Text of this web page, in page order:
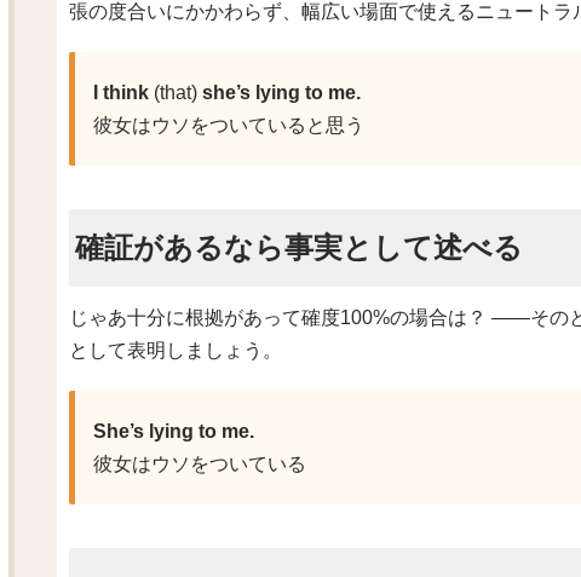
張の度合いにかかわらず、幅広い場面で使えるニュートラ
I think (that) she’s lying to me.
彼女はウソをついていると思う
確証があるなら事実として述べる
じゃあ十分に根拠があって確度100%の場合は？ ――その
として表明しましょう。
She’s lying to me.
彼女はウソをついている